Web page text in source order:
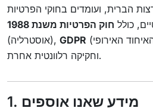
הברית, ועומדים בחוקי הפרטיות
כולל
(אוסטרליה), GDPR
וחקיקה רלוונטית אחרת.
1. מידע שאנו אוספים